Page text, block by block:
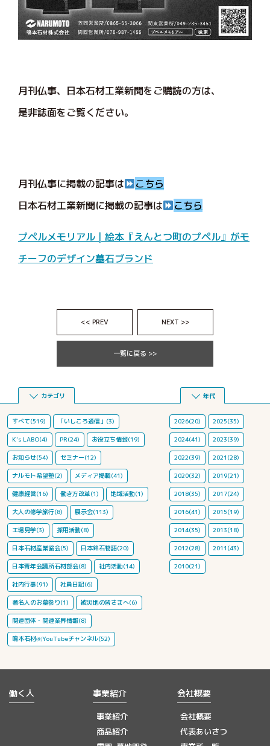
月刊仏事、日本石材工業新聞をご購読の方は、
是非誌面をご覧ください。
月刊仏事に掲載の記事は
こちら
日本石材工業新聞に掲載の記事は
こちら
プペルメモリアル | 絵本『えんとつ町のプペル』がモ
チーフのデザイン墓石ブランド
<< PREV NEXT >>
一覧に戻る >>
カテゴリ
すべて(519) 「いしころ通信」(3)
K's LABO(4) PR(24) お役立ち情報(19)
お知らせ(54) セミナー(12)
ナルモト希望塾(2) メディア掲載(41)
健康経営(16) 働き方改革(1) 地域活動(1)
大人の修学旅行(8) 展示会(113)
工場見学(3) 採用活動(8)
日本石材産業協会(5) 日本銘石物語(20)
日本青年会議所石材部会(8) 社内活動(14)
社内行事(91) 社員日記(6)
著名人のお墓参り(1) 被災地の皆さまへ(6)
関連団体・関連業界情報(8)
鳴本石材㈱YouTubeチャンネル(52)
年代
2026(20) 2025(35)
2024(41) 2023(39)
2022(39) 2021(28)
2020(32) 2019(21)
2018(35) 2017(24)
2016(41) 2015(19)
2014(35) 2013(18)
2012(28) 2011(43)
2010(21)
働く人 事業紹介
事業紹介
商品紹介
会社概要
会社概要
代表あいさつ